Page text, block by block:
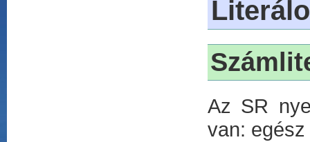
Az SR
van: